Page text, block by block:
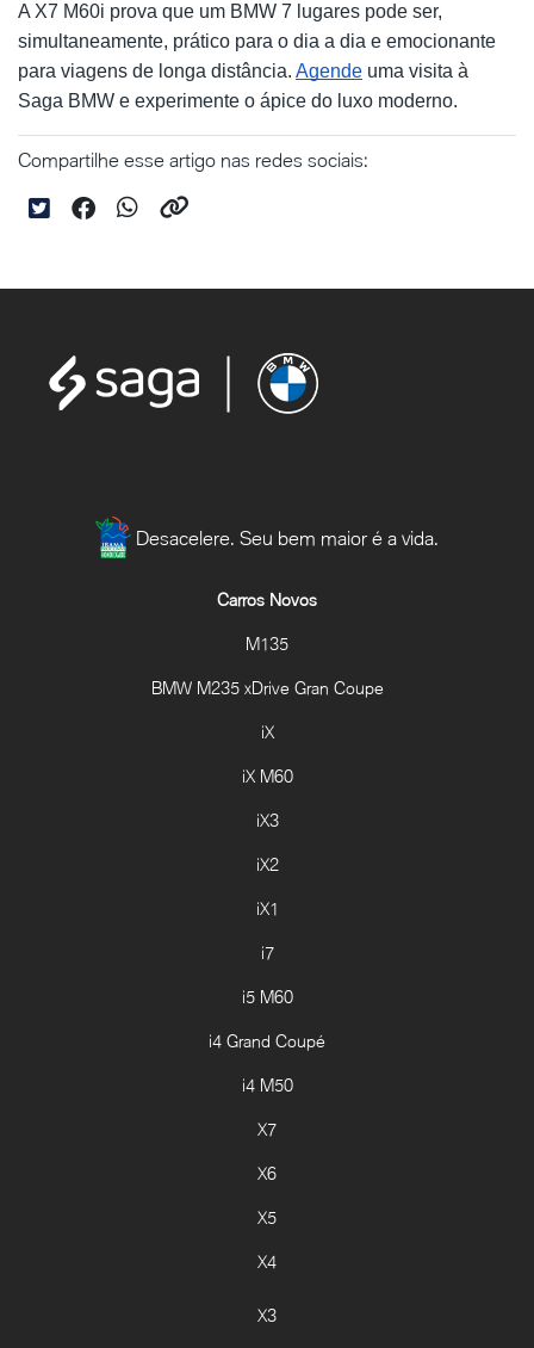
A X7 M60i prova que um BMW 7 lugares pode ser,
simultaneamente, prático para o dia a dia e emocionante
para viagens de longa distância. Agende uma visita à
Saga BMW e experimente o ápice do luxo moderno.
Compartilhe esse artigo nas redes sociais:
Desacelere. Seu bem maior é a vida.
Carros Novos
M135
BMW M235 xDrive Gran Coupe
iX
iX M60
iX3
iX2
iX1
i7
i5 M60
i4 Grand Coupé
i4 M50
X7
X6
X5
X4
X3